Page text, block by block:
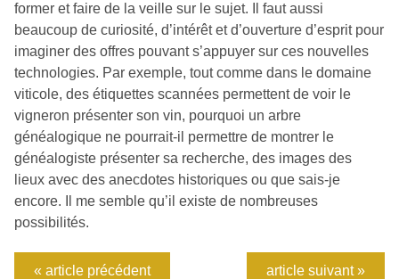
former et faire de la veille sur le sujet. Il faut aussi
beaucoup de curiosité, d’intérêt et d’ouverture d’esprit pour
imaginer des offres pouvant s’appuyer sur ces nouvelles
technologies. Par exemple, tout comme dans le domaine
viticole, des étiquettes scannées permettent de voir le
vigneron présenter son vin, pourquoi un arbre
généalogique ne pourrait-il permettre de montrer le
généalogiste présenter sa recherche, des images des
lieux avec des anecdotes historiques ou que sais-je
encore. Il me semble qu’il existe de nombreuses
possibilités.
« article précédent article suivant »